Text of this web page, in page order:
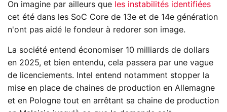
On imagine par ailleurs que les instabilités identifiées
cet été dans les SoC Core de 13e et de 14e génération
n'ont pas aidé le fondeur à redorer son image.
La société entend économiser 10 milliards de dollars
en 2025, et bien entendu, cela passera par une vague
de licenciements. Intel entend notamment stopper la
mise en place de chaines de production en Allemagne
et en Pologne tout en arrêtant sa chaine de production